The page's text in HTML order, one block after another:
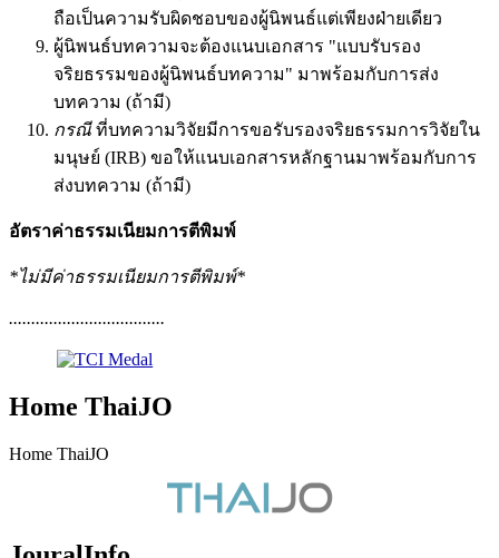
ถือเป็นความรับผิดชอบของผู้นิพนธ์แต่เพียงฝ่ายเดียว
ผู้นิพนธ์บทความจะต้องแนบเอกสาร "แบบรับรอง
จริยธรรมของผู้นิพนธ์บทความ" มาพร้อมกับการส่ง
บทความ (ถ้ามี)
กรณีที่บทความวิจัยมีการขอรับรองจริยธรรมการวิจัยใน
มนุษย์ (IRB) ขอให้แนบเอกสารหลักฐานมาพร้อมกับการ
ส่งบทความ (ถ้ามี)
อัตราค่าธรรมเนียมการตีพิมพ์
*ไม่มีค่าธรรมเนียมการตีพิมพ์*
...................................
Home ThaiJO
Home ThaiJO